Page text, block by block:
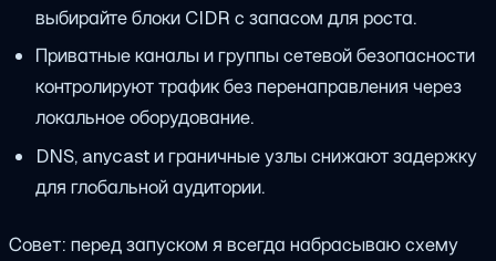
выбирайте блоки CIDR с запасом для роста.
Приватные каналы и группы сетевой безопасности
контролируют трафик без перенаправления через
локальное оборудование.
DNS, anycast и граничные узлы снижают задержку
для глобальной аудитории.
Совет: перед запуском я всегда набрасываю схему